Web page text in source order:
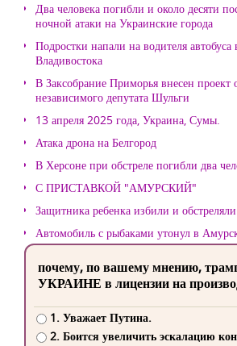
Два человека погибли и около десяти
ночной атаки на Украинские города
Подростки напали на водителя автобуса
Владивостока
В Заксобрание Приморья внесен
независимого депутата Шульги
13 апреля 2025 года, Украина, Сумы.
Атака дрона на Белгород
В Херсоне при обстреле погибли два
С ПРИСТАВКОЙ "АМУРСКИЙ"
Защитника ребенка избили и
Автомобиль с рыбаками утонул в
почему, по вашему мнению,
УКРАИНЕ в лицензии на
1. Уважает Путина.
2. Боится увеличить эскалацию